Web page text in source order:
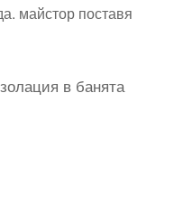
майстор поставя